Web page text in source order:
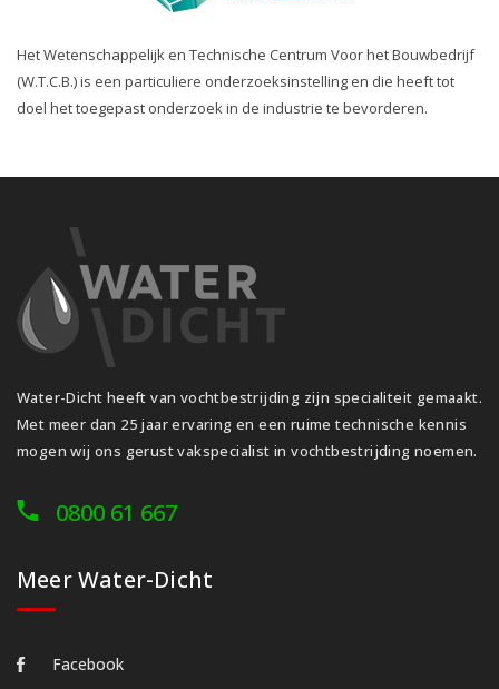
Het Wetenschappelijk en Technische Centrum Voor het Bouwbedrijf
(W.T.C.B.) is een particuliere onderzoeksinstelling en die heeft tot
doel het toegepast onderzoek in de industrie te bevorderen.
Water-Dicht heeft van vochtbestrijding zijn specialiteit gemaakt.
Met meer dan 25 jaar ervaring en een ruime technische kennis
mogen wij ons gerust vakspecialist in vochtbestrijding noemen.
0800 61 667
Meer Water-Dicht
Facebook